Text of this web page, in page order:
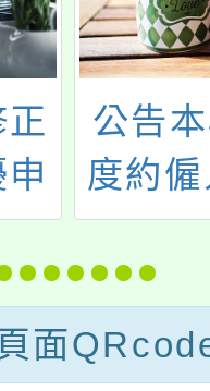
公告
度約
務創
一次
面